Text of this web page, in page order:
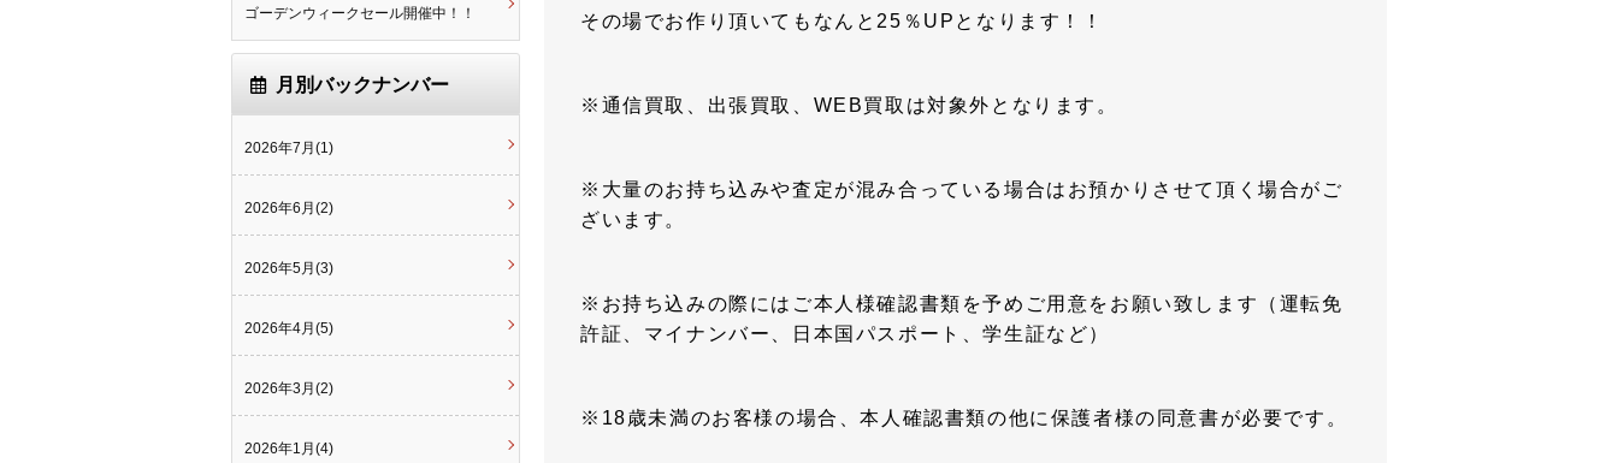
その場でお作り頂いてもなんと25％UPとなります！！
※通信買取、出張買取、WEB買取は対象外となります。
※大量のお持ち込みや査定が混み合っている場合はお預かりさせて頂く場合がご
ざいます。
※お持ち込みの際にはご本人様確認書類を予めご用意をお願い致します（運転免
許証、マイナンバー、日本国パスポート、学生証など）
※18歳未満のお客様の場合、本人確認書類の他に保護者様の同意書が必要です。
ゴーデンウィークセール開催中！！
月別バックナンバー
2026年7月(1)
2026年6月(2)
2026年5月(3)
2026年4月(5)
2026年3月(2)
2026年1月(4)